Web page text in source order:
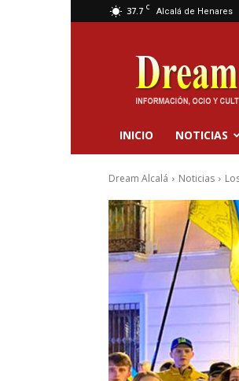
37.7 C Alcalá de Henares
Dream
Alcalá
INICIO NOTICIAS
Dream Alcalá Noticias